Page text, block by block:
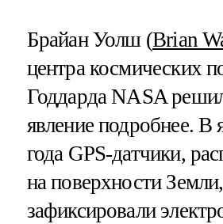
Брайан Уолш (Brian
центра космических
Годдарда NASA
явление подробнее. В
года GPS-датчики,
на поверхности Земли,
зафиксировали